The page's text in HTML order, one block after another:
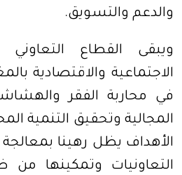
والدعم والتسويق.
ويبقى القطاع التعاوني
الاجتماعية والاقتصادية
في محاربة الفقر
المجالية وتحقيق التنمية
الأهداف يظل رهينا بمعالجة
التعاونيات وتمكينها